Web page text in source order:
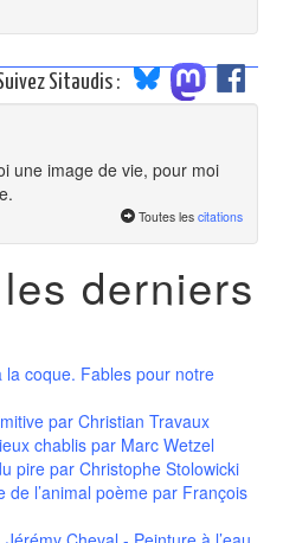
Sitaudis :
une image de vie, pour moi
Toutes les citations
derniers
coque. Fables pour notre
par Christian Travaux
chablis par Marc Wetzel
pire par Christophe Stolowicki
de l’animal poème par François